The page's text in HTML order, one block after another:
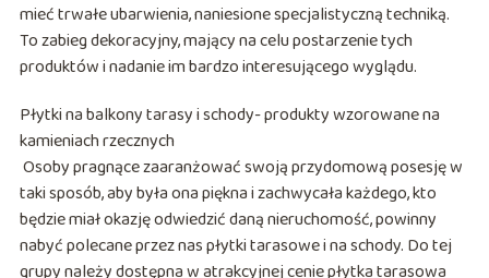
mieć trwałe ubarwienia, naniesione specjalistyczną techniką.
To zabieg dekoracyjny, mający na celu postarzenie tych
produktów i nadanie im bardzo interesującego wyglądu.
Płytki na balkony tarasy i schody- produkty wzorowane na
kamieniach rzecznych
Osoby pragnące zaaranżować swoją przydomową posesję w
taki sposób, aby była ona piękna i zachwycała każdego, kto
będzie miał okazję odwiedzić daną nieruchomość, powinny
nabyć polecane przez nas płytki tarasowe i na schody. Do tej
grupy należy dostępna w atrakcyjnej cenie płytka tarasowa